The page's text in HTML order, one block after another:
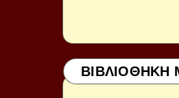
ΒΙΒΛΙΟΘΗΚΗ